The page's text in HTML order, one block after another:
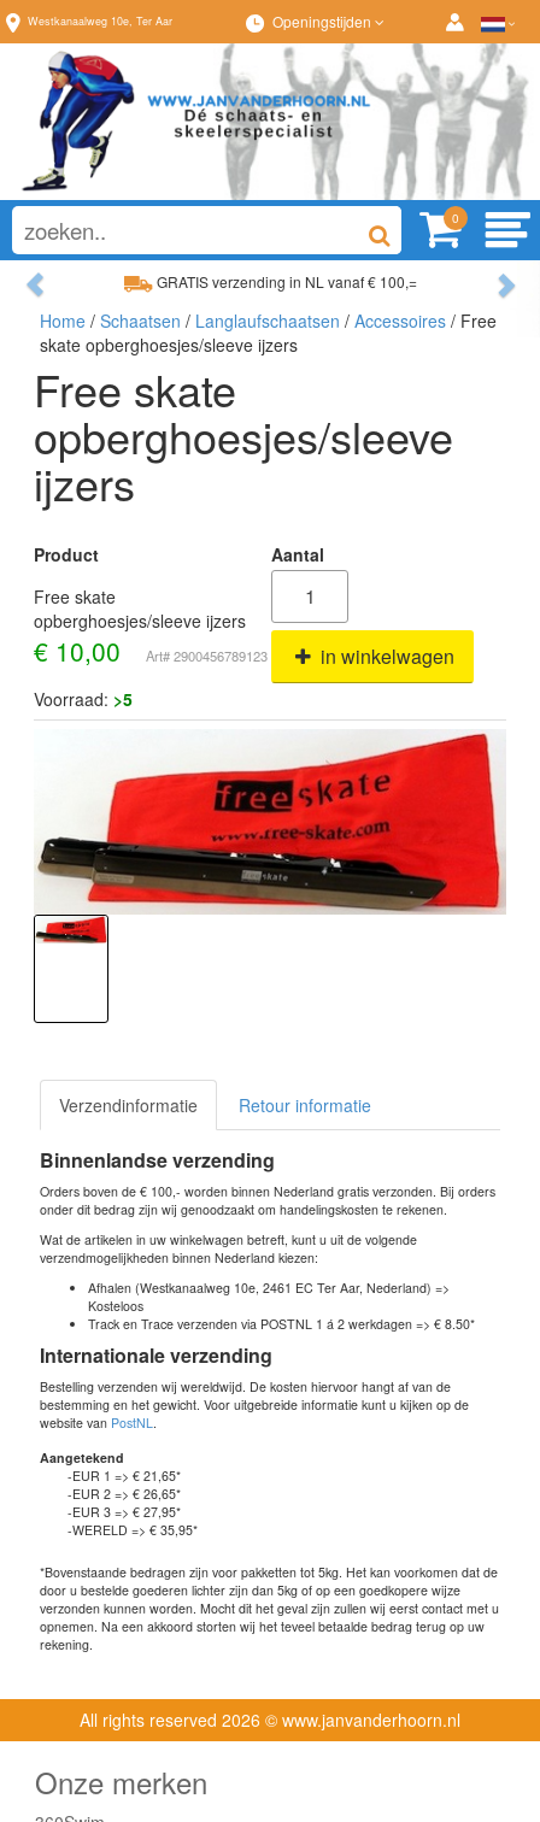
Westkanaalweg 10e, Ter Aar Openingstijden
0
GRATIS verzending in NL vanaf € 100,=
Ruim assortiment, altijd wat naar wens!
Previous
Home / Schaatsen / Langlaufschaatsen / Accessoires / Free
skate opberghoesjes/sleeve ijzers
Free skate
opberghoesjes/sleeve
ijzers
Product
Aantal
Free skate
opberghoesjes/sleeve ijzers
€ 10,00 Art# 2900456789123 in winkelwagen
Voorraad: >5
Verzendinformatie Retour informatie
Binnenlandse verzending
Orders boven de € 100,- worden binnen Nederland gratis verzonden. Bij orders
onder dit bedrag zijn wij genoodzaakt om handelingskosten te rekenen.
Wat de artikelen in uw winkelwagen betreft, kunt u uit de volgende
verzendmogelijkheden binnen Nederland kiezen:
Afhalen (Westkanaalweg 10e, 2461 EC Ter Aar, Nederland) =>
Kosteloos
Track en Trace verzenden via POSTNL 1 á 2 werkdagen => € 8.50*
Internationale verzending
Bestelling verzenden wij wereldwijd. De kosten hiervoor hangt af van de
bestemming en het gewicht. Voor uitgebreide informatie kunt u kijken op de
website van PostNL.
Aangetekend
-EUR 1 => € 21,65*
-EUR 2 => € 26,65*
-EUR 3 => € 27,95*
-WERELD => € 35,95*
*Bovenstaande bedragen zijn voor pakketten tot 5kg. Het kan voorkomen dat de
door u bestelde goederen lichter zijn dan 5kg of op een goedkopere wijze
verzonden kunnen worden. Mocht dit het geval zijn zullen wij eerst contact met u
opnemen. Na een akkoord storten wij het teveel betaalde bedrag terug op uw
rekening.
All rights reserved 2026 © www.janvanderhoorn.nl
Onze merken